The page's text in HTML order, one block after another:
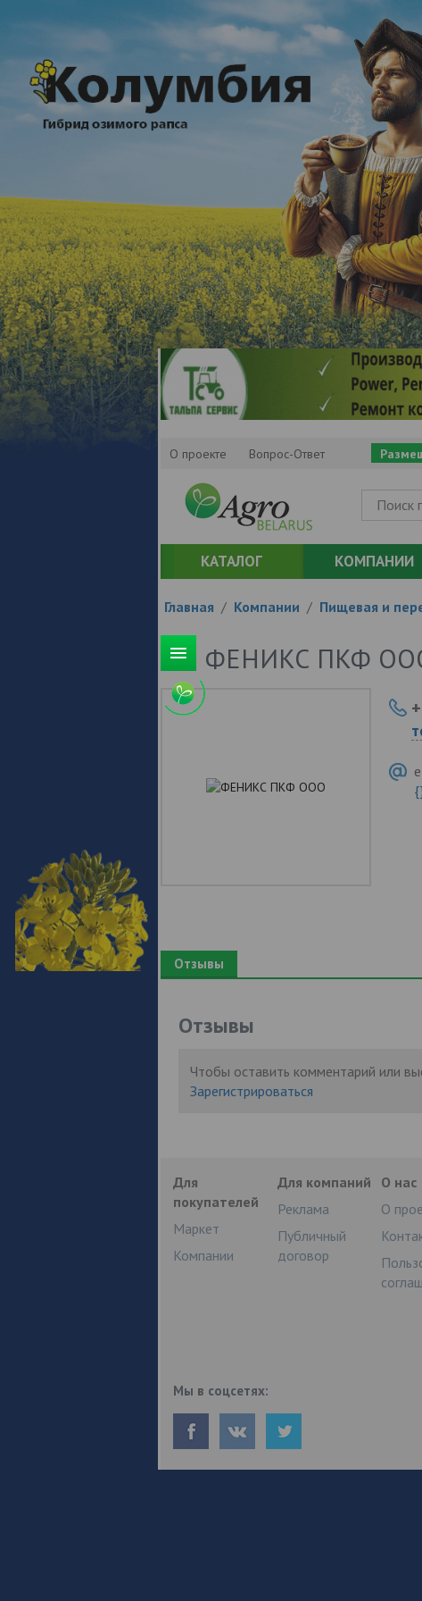
О проекте Вопрос-Ответ
КАТАЛОГ КОМПАНИИ
Главная / Компании / Пищевая и
ФЕНИКС ПКФ
Отзывы
Отзывы
Чтобы оставить комментарий или
Зарегистрироваться
Для
покупателей
Маркет
Компании
Для компаний
Реклама
Публичный
договор
О нас
О
Мы в соцсетях: